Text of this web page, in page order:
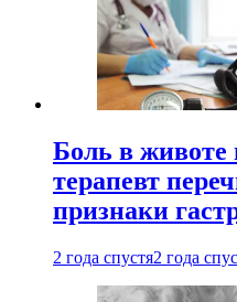
Боль в животе
терапевт
признаки
2 года спустя2 года